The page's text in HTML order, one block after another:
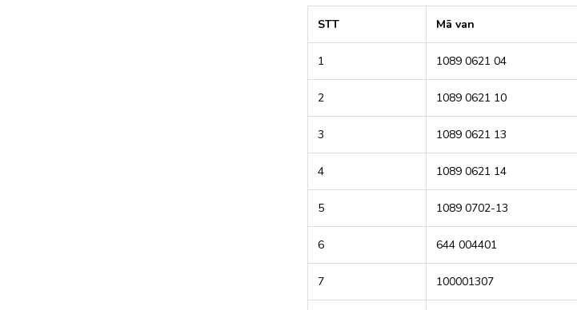
STT Mã van
1 1089 0621 04
2 1089 0621 10
3 1089 0621 13
4 1089 0621 14
5 1089 0702-13
6 644 004401
7 100001307